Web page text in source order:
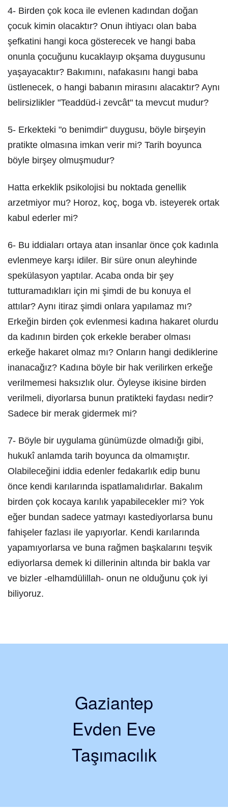
4- Birden çok koca ile evlenen kadından doğan
çocuk kimin olacaktır? Onun ihtiyacı olan baba
şefkatini hangi koca gösterecek ve hangi baba
onunla çocuğunu kucaklayıp okşama duygusunu
yaşayacaktır? Bakımını, nafakasını hangi baba
üstlenecek, o hangi babanın mirasını alacaktır? Aynı
belirsizlikler "Teaddüd-i zevcât" ta mevcut mudur?
5- Erkekteki "o benimdir" duygusu, böyle birşeyin
pratikte olmasına imkan verir mi? Tarih boyunca
böyle birşey olmuşmudur?
Hatta erkeklik psikolojisi bu noktada genellik
arzetmiyor mu? Horoz, koç, boga vb. isteyerek ortak
kabul ederler mi?
6- Bu iddiaları ortaya atan insanlar önce çok kadınla
evlenmeye karşı idiler. Bir süre onun aleyhinde
spekülasyon yaptılar. Acaba onda bir şey
tutturamadıkları için mi şimdi de bu konuya el
attılar? Aynı itiraz şimdi onlara yapılamaz mı?
Erkeğin birden çok evlenmesi kadına hakaret olurdu
da kadının birden çok erkekle beraber olması
erkeğe hakaret olmaz mı? Onların hangi dediklerine
inanacağız? Kadına böyle bir hak verilirken erkeğe
verilmemesi haksızlık olur. Öyleyse ikisine birden
verilmeli, diyorlarsa bunun pratikteki faydası nedir?
Sadece bir merak gidermek mi?
7- Böyle bir uygulama günümüzde olmadığı gibi,
hukukî anlamda tarih boyunca da olmamıştır.
Olabileceğini iddia edenler fedakarlık edip bunu
önce kendi karılarında ispatlamalıdırlar. Bakalım
birden çok kocaya karılık yapabilecekler mi? Yok
eğer bundan sadece yatmayı kastediyorlarsa bunu
fahişeler fazlası ile yapıyorlar. Kendi karılarında
yapamıyorlarsa ve buna rağmen başkalarını teşvik
ediyorlarsa demek ki dillerinin altında bir bakla var
ve bizler -elhamdülillah- onun ne olduğunu çok iyi
biliyoruz.
Gaziantep
Evden Eve
Taşımacılık